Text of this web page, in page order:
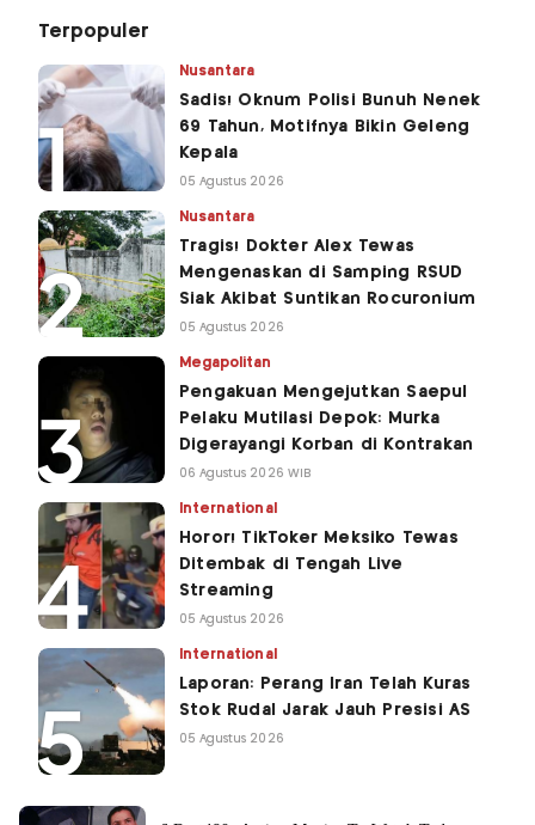
Terpopuler
Nusantara
Sadis! Oknum Polisi Bunuh Nenek
69 Tahun, Motifnya Bikin Geleng
Kepala
05 Agustus 2026
Nusantara
Tragis! Dokter Alex Tewas
Mengenaskan di Samping RSUD
Siak Akibat Suntikan Rocuronium
05 Agustus 2026
Megapolitan
Pengakuan Mengejutkan Saepul
Pelaku Mutilasi Depok: Murka
Digerayangi Korban di Kontrakan
06 Agustus 2026 WIB
International
Horor! TikToker Meksiko Tewas
Ditembak di Tengah Live
Streaming
05 Agustus 2026
International
Laporan: Perang Iran Telah Kuras
Stok Rudal Jarak Jauh Presisi AS
05 Agustus 2026